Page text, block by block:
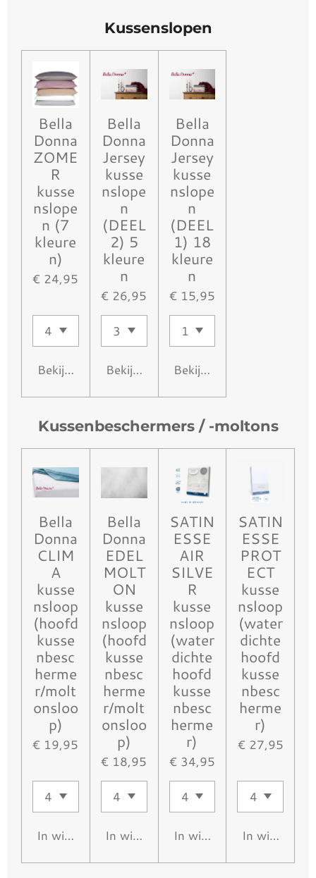
Kussenslopen
Bella
Donna
ZOME
R
kusse
nslope
n (7
kleure
n)
€ 24,95
Bekijk details
Bella
Donna
Jersey
kusse
nslope
n
(DEEL
2) 5
kleure
n
€ 26,95
Bekijk details
Bella
Donna
Jersey
kusse
nslope
n
(DEEL
1) 18
kleure
n
€ 15,95
Bekijk details
Kussenbeschermers / -moltons
Bella
Donna
CLIM
A
kusse
nsloop
(hoofd
kusse
nbesc
herme
r/molt
onsloo
p)
€ 19,95
In winkelwagen
Bella
Donna
EDEL
MOLT
ON
kusse
nsloop
(hoofd
kusse
nbesc
herme
r/molt
onsloo
p)
€ 18,95
In winkelwagen
SATIN
ESSE
AIR
SILVE
R
kusse
nsloop
(water
dichte
hoofd
kusse
nbesc
herme
r)
€ 34,95
In winkelwagen
SATIN
ESSE
PROT
ECT
kusse
nsloop
(water
dichte
hoofd
kusse
nbesc
herme
r)
€ 27,95
In